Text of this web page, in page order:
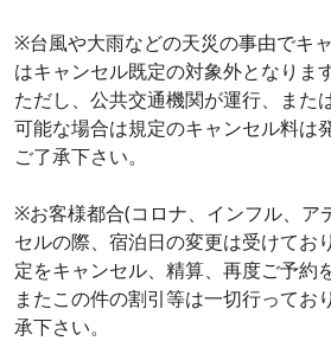
※台風や大雨などの天災の事由でキ
はキャンセル既定の対象外となります
ただし、公共交通機関が運行、また
可能な場合は規定のキャンセル料は
ご了承下さい。
※お客様都合(コロナ、インフル、ア
セルの際、宿泊日の変更は受けてお
定をキャンセル、精算、再度ご予約
またこの件の割引等は一切行ってお
承下さい。